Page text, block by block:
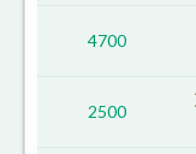
4700
2500